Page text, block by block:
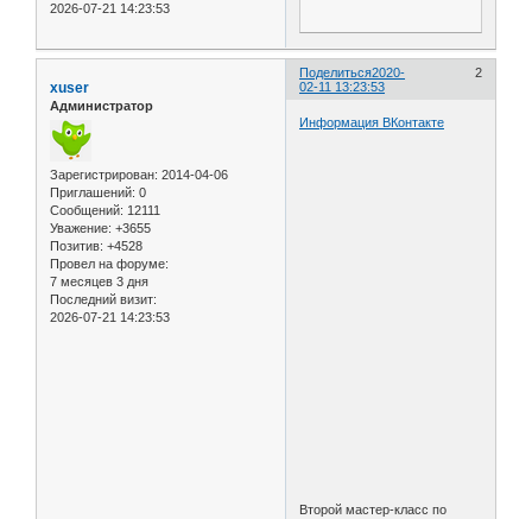
2026-07-21 14:23:53
Поделиться 2
2020-
02-11 13:23:53
xuser
Администратор
Зарегистрирован: 2014-04-06
Приглашений: 0
Сообщений: 12111
Уважение: +3655
Позитив: +4528
Провел на форуме:
7 месяцев 3 дня
Последний визит:
2026-07-21 14:23:53
Информация ВКонтакте
Второй мастер-класс по